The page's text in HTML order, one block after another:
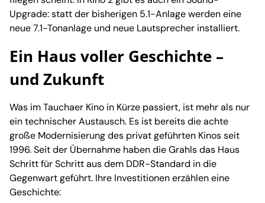
Upgrade: statt der bisherigen 5.1-Anlage werden eine
neue 7.1-Tonanlage und neue Lautsprecher installiert.
Ein Haus voller Geschichte –
und Zukunft
Was im Tauchaer Kino in Kürze passiert, ist mehr als nur
ein technischer Austausch. Es ist bereits die achte
große Modernisierung des privat geführten Kinos seit
1996. Seit der Übernahme haben die Grahls das Haus
Schritt für Schritt aus dem DDR-Standard in die
Gegenwart geführt. Ihre Investitionen erzählen eine
Geschichte: